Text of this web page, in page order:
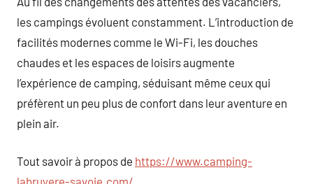
les campings évoluent constamment. L’introduction de
facilités modernes comme le Wi-Fi, les douches
chaudes et les espaces de loisirs augmente
l’expérience de camping, séduisant même ceux qui
préfèrent un peu plus de confort dans leur aventure en
plein air.
Tout savoir à propos de https://www.camping-
labruyere-savoie.com/